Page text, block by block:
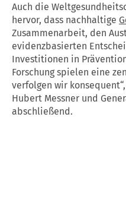
Auch die
hervor, dass nachhaltige
Zusammenarbeit, den
evidenzbasierten
Investitionen in
Forschung spielen eine
verfolgen wir
Hubert Messner und
abschließend.